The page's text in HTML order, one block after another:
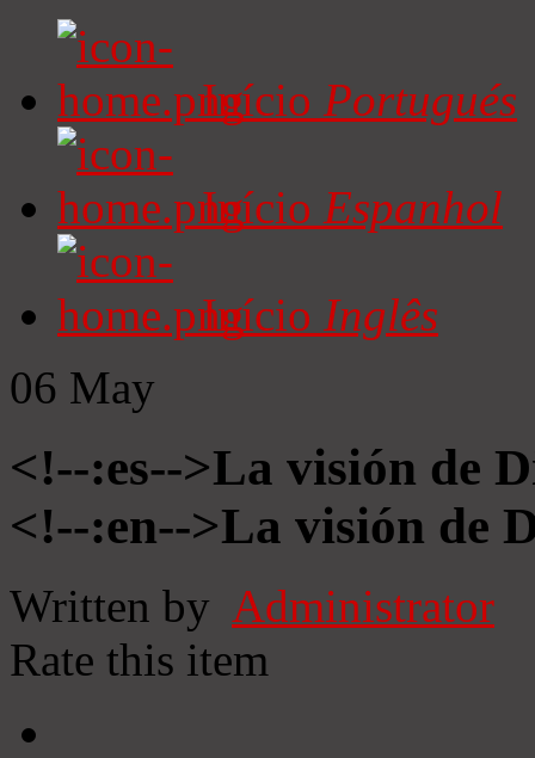
Início Portugués
Início Espanhol
Início Inglês
06 May
<!--:es-->La visión de
<!--:en-->La visión de
Written by Administrator
Rate this item